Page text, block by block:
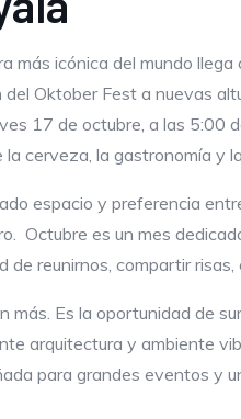
más icónica del mundo
Oktober Fest a nuevas
17 de octubre, a las 5:00
cerveza, la gastronomía y
espacio y preferencia
Octubre es un mes
reunirnos, compartir
Es la oportunidad de
arquitectura y ambiente
para grandes eventos y